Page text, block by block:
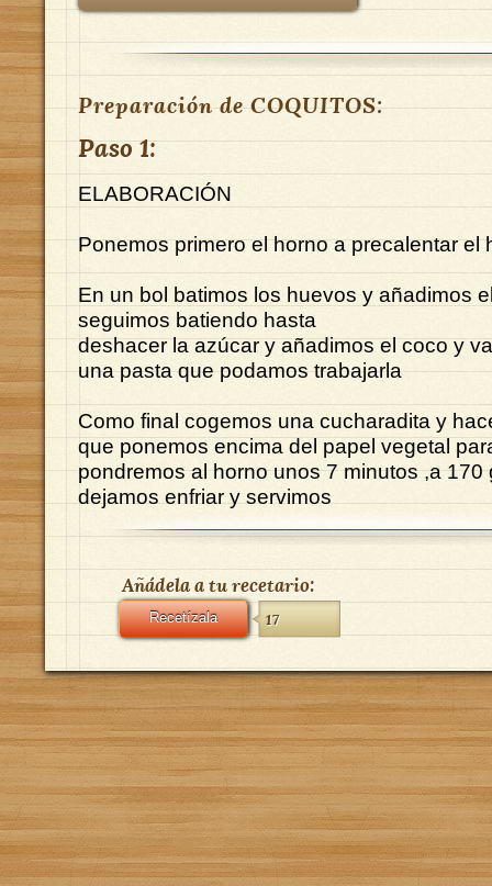
Preparación de COQUITOS:
Paso 1:
ELABORACIÓN
Ponemos primero el horno a precalentar el
En un bol batimos los huevos y añadimos
seguimos batiendo hasta
deshacer la azúcar y añadimos el coco y
una pasta que podamos trabajarla
Como final cogemos una cucharadita y
que ponemos encima del papel vegetal
pondremos al horno unos 7 minutos ,a
dejamos enfriar y servimos
Añádela a tu recetario:
Recetízala 17